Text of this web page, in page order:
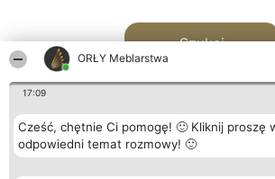
ORŁY Meblarstwa
17:09
Cześć, chętnie Ci pomogę! 🙂 Kliknij proszę
odpowiedni temat rozmowy! 🙂
Szukaj
Organizator plebiscytu Plebiscyt